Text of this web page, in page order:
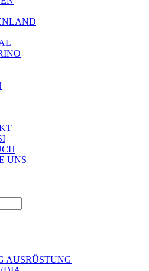
UNS
AUSRÜSTUNG